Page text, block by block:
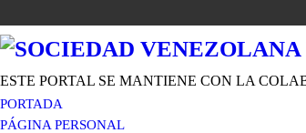
ESTE PORTAL SE MANTIENE CON LA
PORTADA
PÁGINA PERSONAL